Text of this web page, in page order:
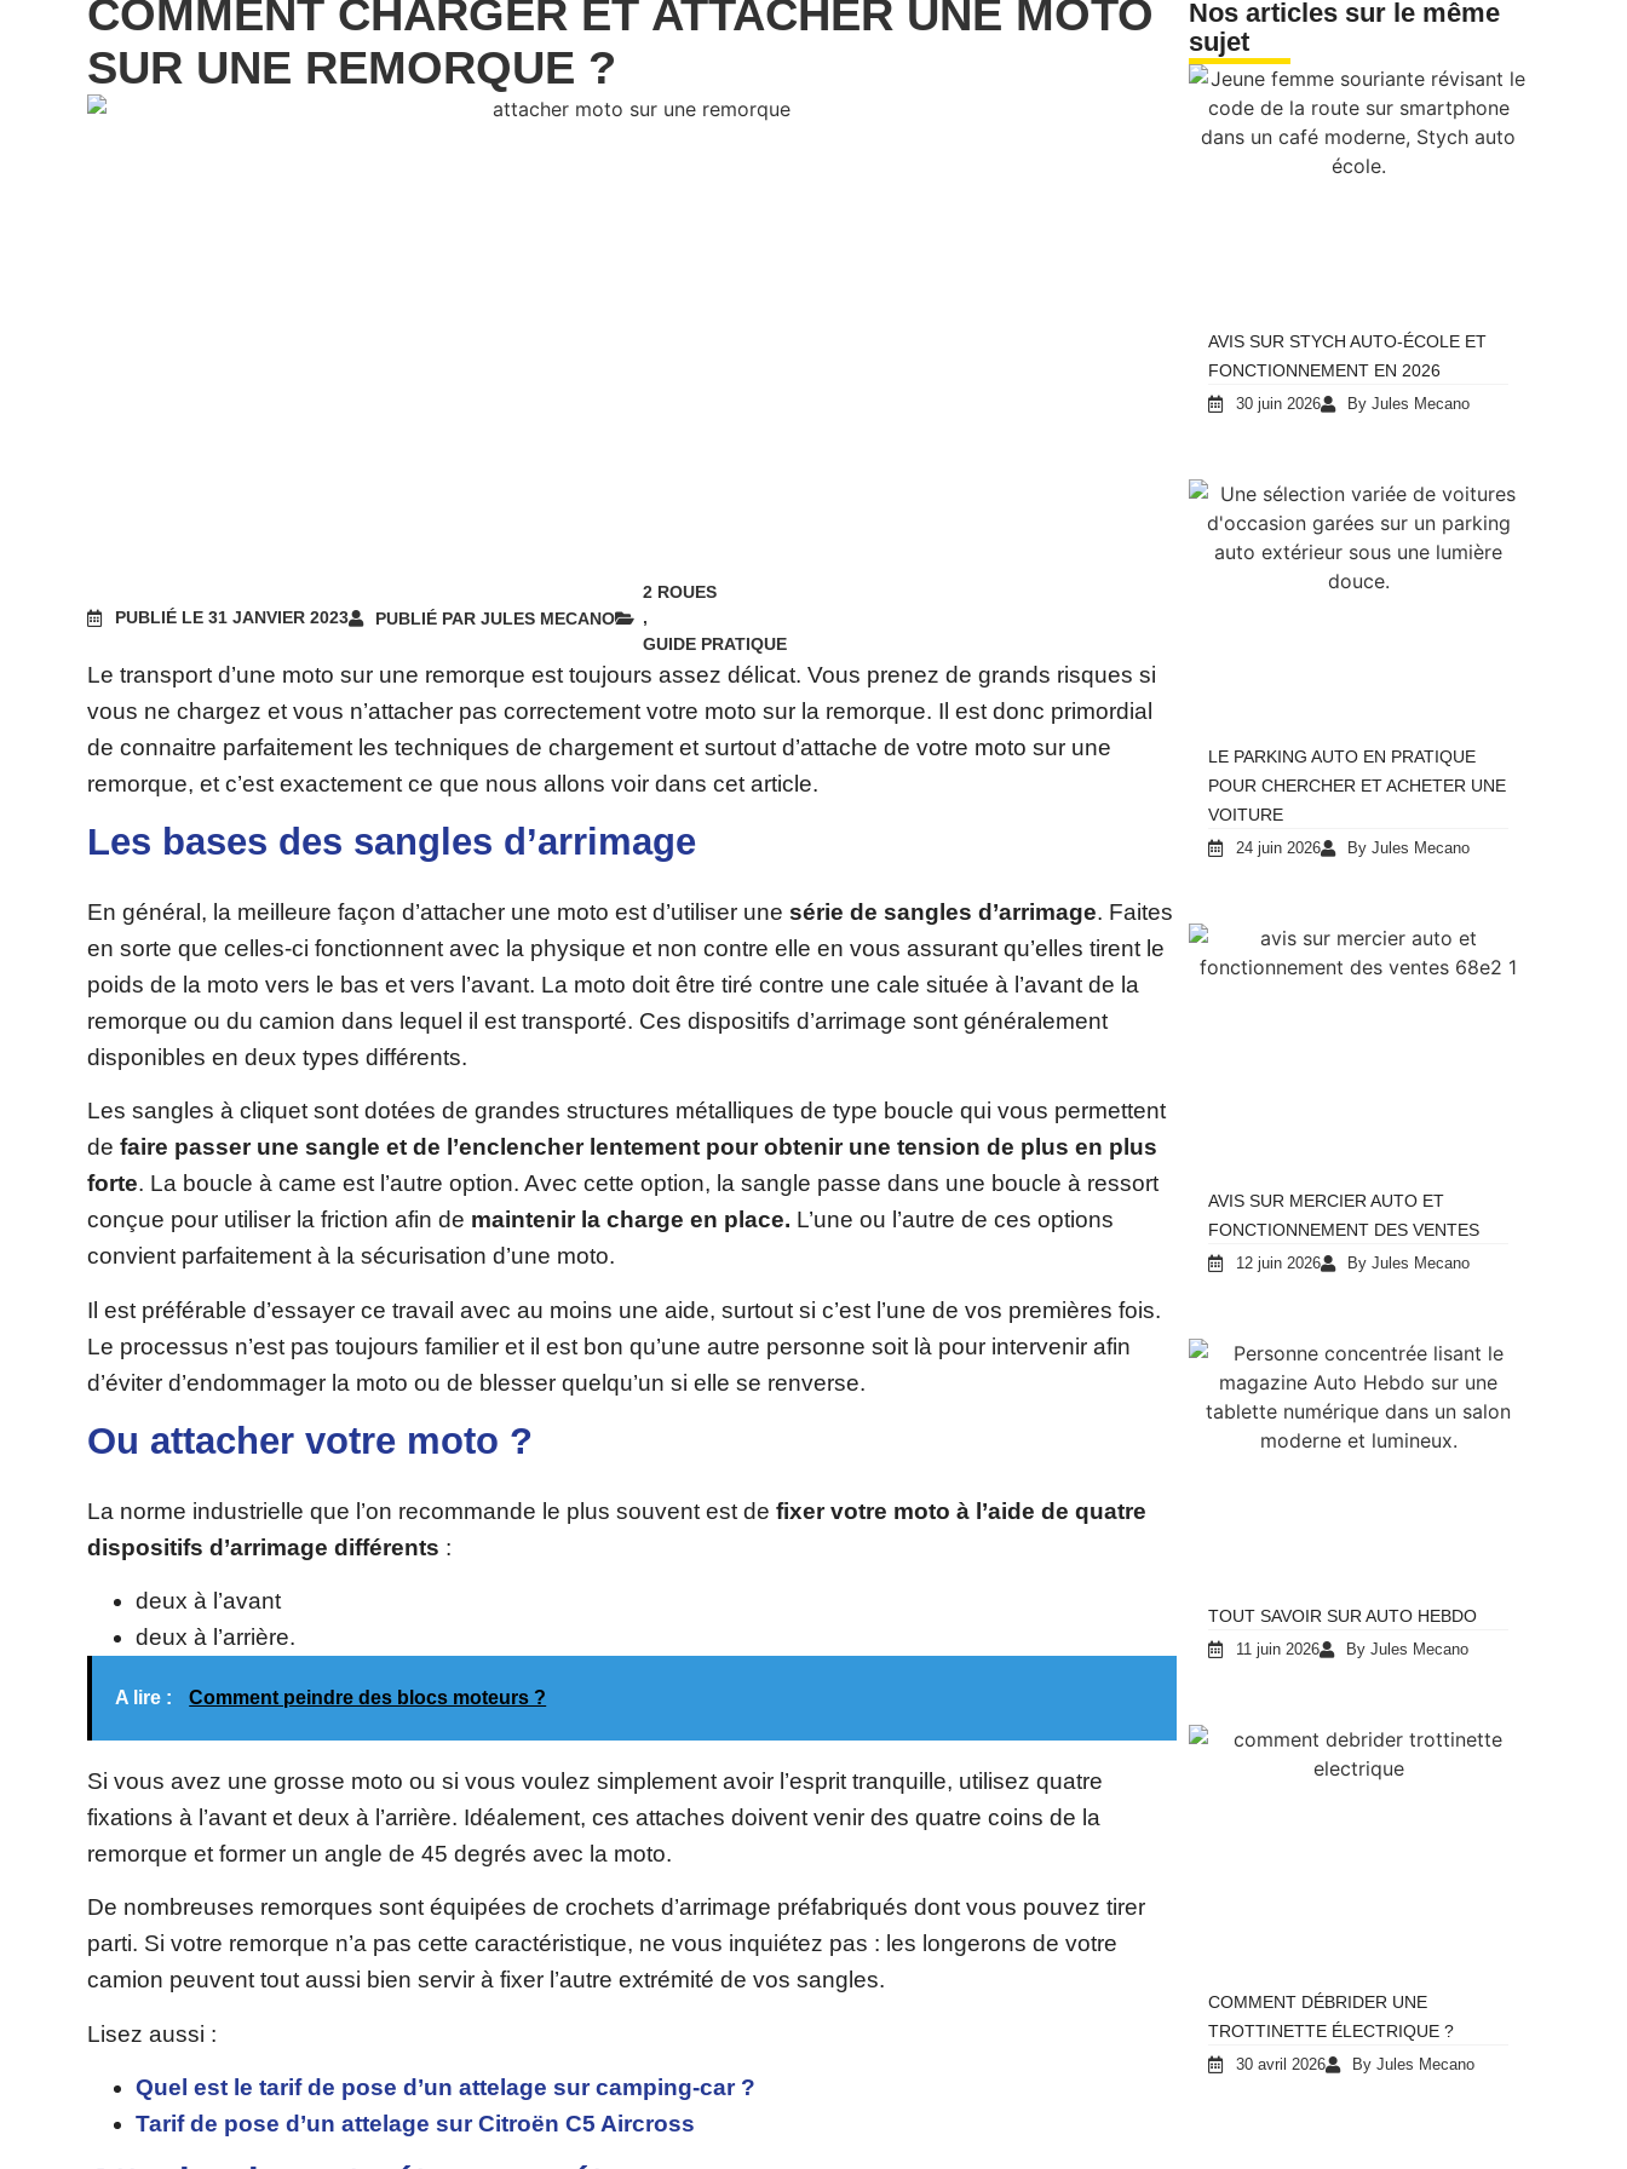
COMMENT CHARGER ET ATTACHER UNE MOTO
SUR UNE REMORQUE ?
PUBLIÉ LE 31 JANVIER 2023 PUBLIÉ PAR JULES MECANO
2 ROUES
,
GUIDE PRATIQUE
Le transport d’une moto sur une remorque est toujours assez délicat. Vous prenez de grands risques si
vous ne chargez et vous n’attacher pas correctement votre moto sur la remorque. Il est donc primordial
de connaitre parfaitement les techniques de chargement et surtout d’attache de votre moto sur une
remorque, et c’est exactement ce que nous allons voir dans cet article.
Les bases des sangles d’arrimage
En général, la meilleure façon d’attacher une moto est d’utiliser une série de sangles d’arrimage. Faites
en sorte que celles-ci fonctionnent avec la physique et non contre elle en vous assurant qu’elles tirent le
poids de la moto vers le bas et vers l’avant. La moto doit être tiré contre une cale située à l’avant de la
remorque ou du camion dans lequel il est transporté. Ces dispositifs d’arrimage sont généralement
disponibles en deux types différents.
Les sangles à cliquet sont dotées de grandes structures métalliques de type boucle qui vous permettent
de faire passer une sangle et de l’enclencher lentement pour obtenir une tension de plus en plus
forte. La boucle à came est l’autre option. Avec cette option, la sangle passe dans une boucle à ressort
conçue pour utiliser la friction afin de maintenir la charge en place. L’une ou l’autre de ces options
convient parfaitement à la sécurisation d’une moto.
Il est préférable d’essayer ce travail avec au moins une aide, surtout si c’est l’une de vos premières fois.
Le processus n’est pas toujours familier et il est bon qu’une autre personne soit là pour intervenir afin
d’éviter d’endommager la moto ou de blesser quelqu’un si elle se renverse.
Ou attacher votre moto ?
La norme industrielle que l’on recommande le plus souvent est de fixer votre moto à l’aide de quatre
dispositifs d’arrimage différents :
deux à l’avant
deux à l’arrière.
A lire : Comment peindre des blocs moteurs ?
Si vous avez une grosse moto ou si vous voulez simplement avoir l’esprit tranquille, utilisez quatre
fixations à l’avant et deux à l’arrière. Idéalement, ces attaches doivent venir des quatre coins de la
remorque et former un angle de 45 degrés avec la moto.
De nombreuses remorques sont équipées de crochets d’arrimage préfabriqués dont vous pouvez tirer
parti. Si votre remorque n’a pas cette caractéristique, ne vous inquiétez pas : les longerons de votre
camion peuvent tout aussi bien servir à fixer l’autre extrémité de vos sangles.
Lisez aussi :
Quel est le tarif de pose d’un attelage sur camping-car ?
Tarif de pose d’un attelage sur Citroën C5 Aircross
Nos articles sur le même
sujet
AVIS SUR STYCH AUTO-ÉCOLE ET
FONCTIONNEMENT EN 2026
30 juin 2026 By Jules Mecano
LE PARKING AUTO EN PRATIQUE
POUR CHERCHER ET ACHETER UNE
VOITURE
24 juin 2026 By Jules Mecano
AVIS SUR MERCIER AUTO ET
FONCTIONNEMENT DES VENTES
12 juin 2026 By Jules Mecano
TOUT SAVOIR SUR AUTO HEBDO
11 juin 2026 By Jules Mecano
COMMENT DÉBRIDER UNE
TROTTINETTE ÉLECTRIQUE ?
30 avril 2026 By Jules Mecano